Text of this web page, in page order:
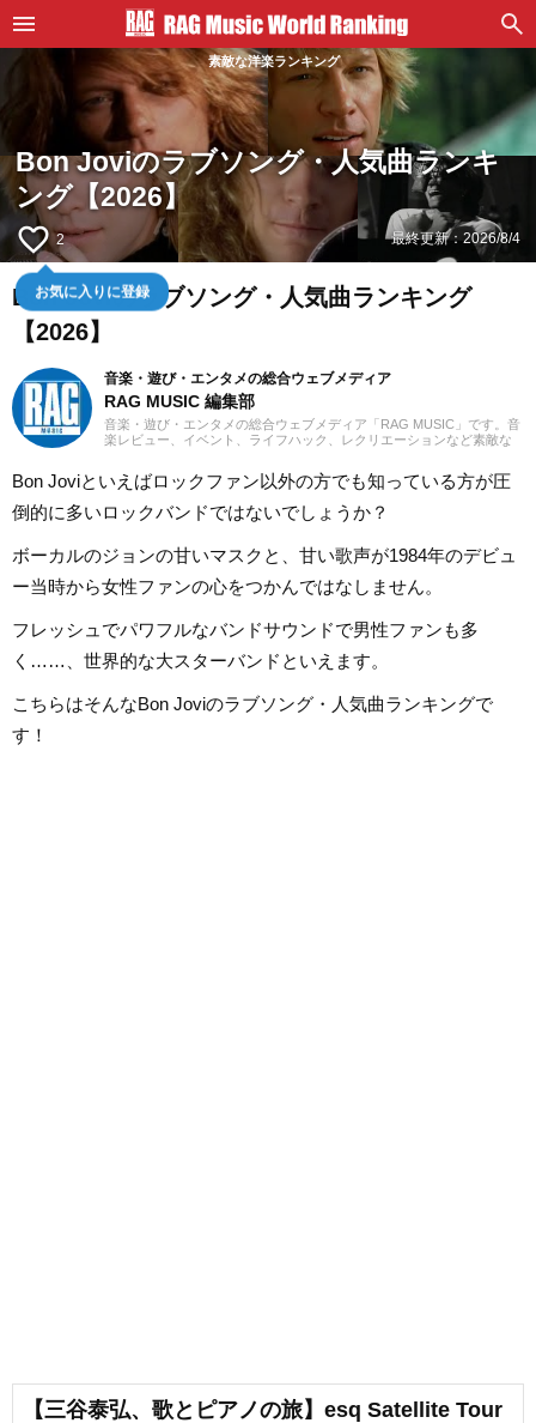
素敵な洋楽ランキング
Bon Joviのラブソング・人気曲ランキ
ング【2026】
favorite_border 2
お気に入りに登録
最終更新：2026/8/4
Bon Joviのラブソング・人気曲ランキング
【2026】
音楽・遊び・エンタメの総合ウェブメディア
RAG MUSIC 編集部
音楽・遊び・エンタメの総合ウェブメディア「RAG MUSIC」です。音
楽レビュー、イベント、ライフハック、レクリエーションなど素敵な
Bon Joviといえばロックファン以外の方でも知っている方が圧
倒的に多いロックバンドではないでしょうか？
ボーカルのジョンの甘いマスクと、甘い歌声が1984年のデビュ
ー当時から女性ファンの心をつかんではなしません。
フレッシュでパワフルなバンドサウンドで男性ファンも多
く……、世界的な大スターバンドといえます。
こちらはそんなBon Joviのラブソング・人気曲ランキングで
す！
【三谷泰弘、歌とピアノの旅】esq Satellite Tour